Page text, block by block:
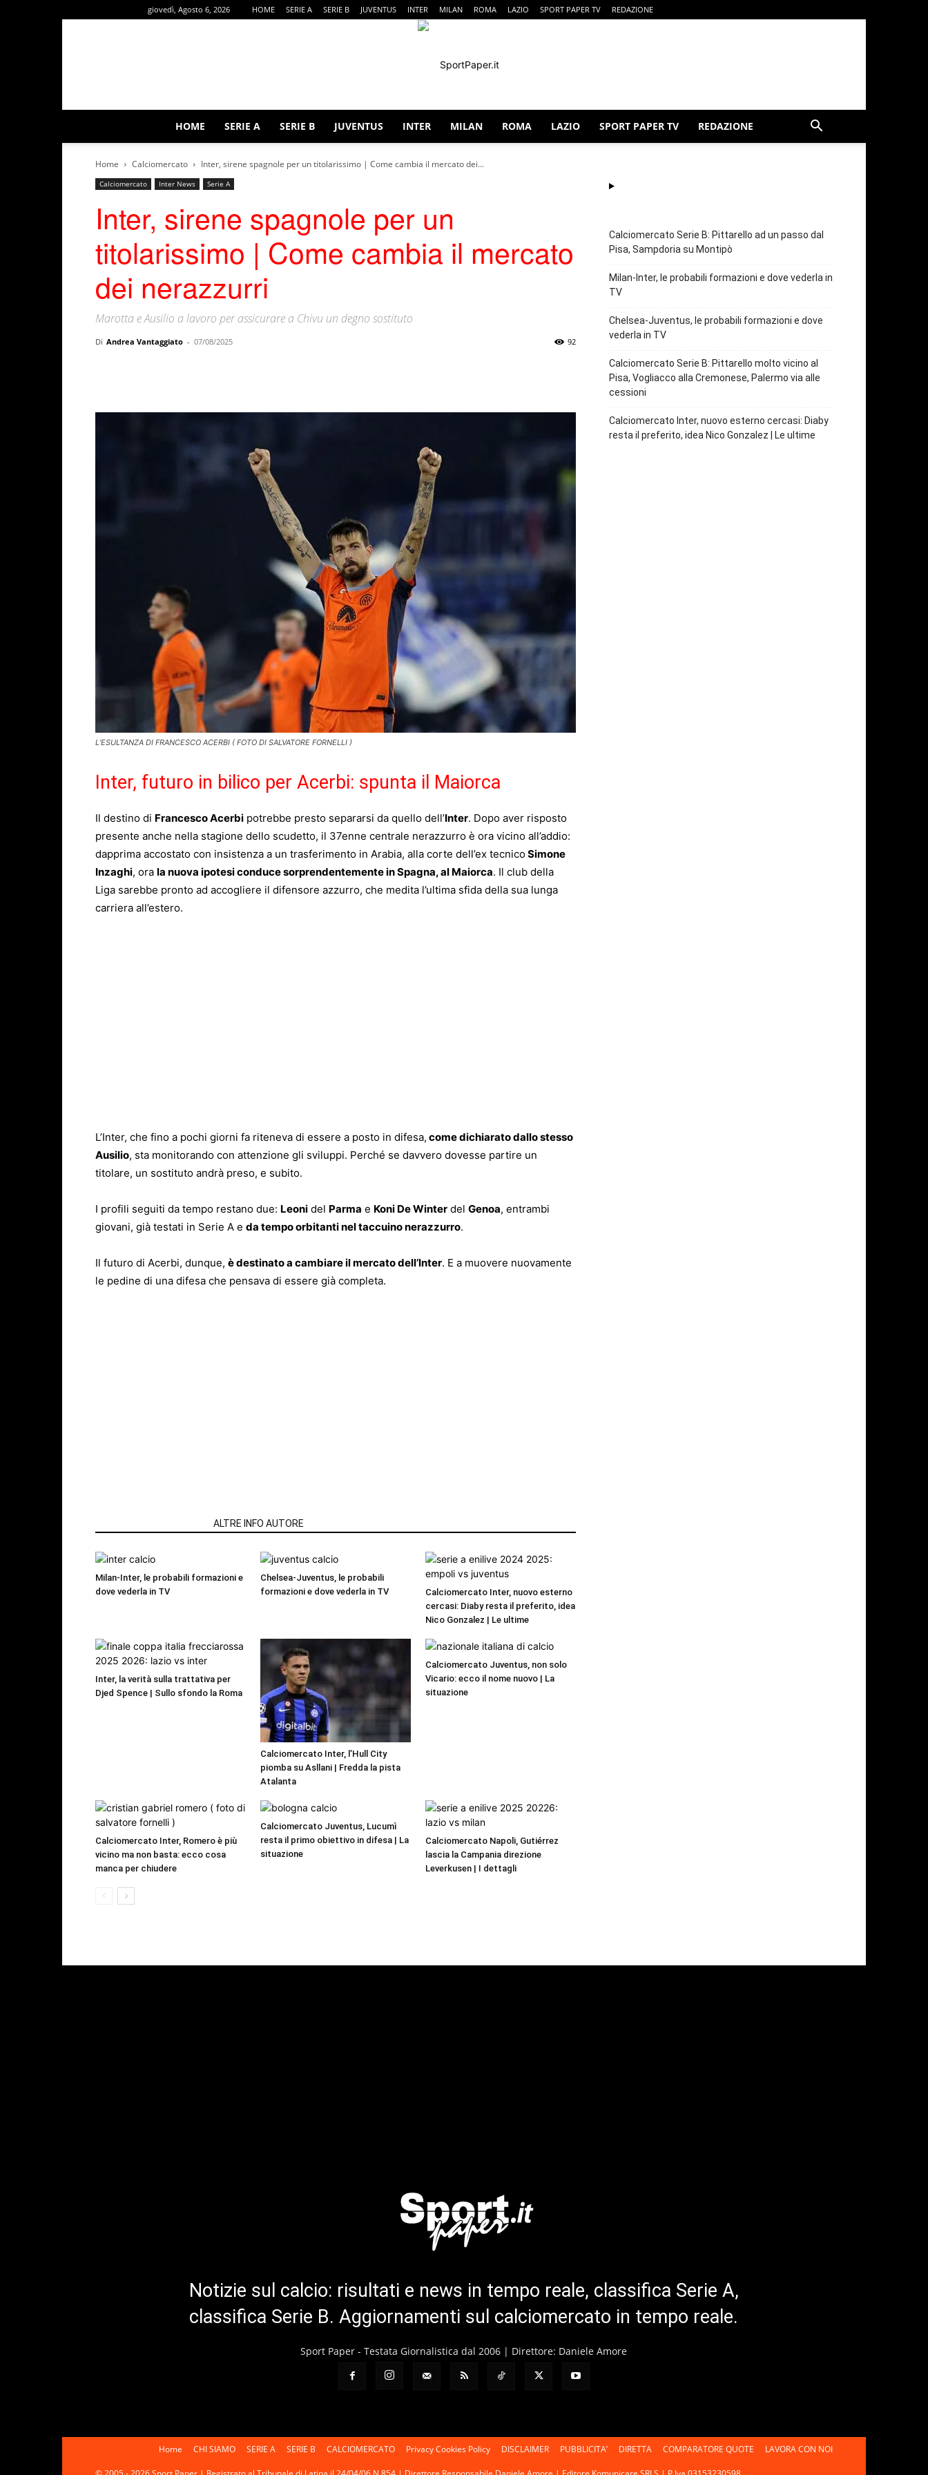
giovedì, Agosto 6, 2026 HOME SERIE A SERIE B JUVENTUS INTER MILAN ROMA LAZIO SPORT PAPER TV REDAZIONE
HOME SERIE A SERIE B JUVENTUS INTER MILAN ROMA LAZIO SPORT PAPER TV REDAZIONE
Home Calciomercato Inter, sirene spagnole per un titolarissimo | Come cambia il mercato dei...
Calciomercato Inter News Serie A
Inter, sirene spagnole per un
titolarissimo | Come cambia il mercato
dei nerazzurri
Marotta e Ausilio a lavoro per assicurare a Chivu un degno sostituto
Di Andrea Vantaggiato - 07/08/2025 92
L’ESULTANZA DI FRANCESCO ACERBI ( FOTO DI SALVATORE FORNELLI )
Inter, futuro in bilico per Acerbi: spunta il Maiorca
Il destino di Francesco Acerbi potrebbe presto separarsi da quello dell’Inter. Dopo aver risposto
presente anche nella stagione dello scudetto, il 37enne centrale nerazzurro è ora vicino all’addio:
dapprima accostato con insistenza a un trasferimento in Arabia, alla corte dell’ex tecnicoSimone
Inzaghi, ora la nuova ipotesi conduce sorprendentemente in Spagna, al Maiorca. Il club della
Liga sarebbe pronto ad accogliere il difensore azzurro, che medita l’ultima sfida della sua lunga
carriera all’estero.
L’Inter, che fino a pochi giorni fa riteneva di essere a posto in difesa, come dichiarato dallo stesso
Ausilio, sta monitorando con attenzione gli sviluppi. Perché se davvero dovesse partire un
titolare, un sostituto andrà preso, e subito.
I profili seguiti da tempo restano due: Leoni del Parma e Koni De Winter del Genoa, entrambi
giovani, già testati in Serie A e da tempo orbitanti nel taccuino nerazzurro.
Il futuro di Acerbi, dunque, è destinato a cambiare il mercato dell’Inter. E a muovere nuovamente
le pedine di una difesa che pensava di essere già completa.
ALTRE INFO AUTORE
Milan-Inter, le probabili formazioni e
dove vederla in TV
Chelsea-Juventus, le probabili
formazioni e dove vederla in TV
Calciomercato Inter, nuovo esterno
cercasi: Diaby resta il preferito, idea
Nico Gonzalez | Le ultime
Inter, la verità sulla trattativa per
Djed Spence | Sullo sfondo la Roma
Calciomercato Inter, l’Hull City
piomba su Asllani | Fredda la pista
Atalanta
Calciomercato Juventus, non solo
Vicario: ecco il nome nuovo | La
situazione
Calciomercato Inter, Romero è più
vicino ma non basta: ecco cosa
manca per chiudere
Calciomercato Juventus, Lucumì
resta il primo obiettivo in difesa | La
situazione
Calciomercato Napoli, Gutiérrez
lascia la Campania direzione
Leverkusen | I dettagli
Calciomercato Serie B: Pittarello ad un passo dal
Pisa, Sampdoria su Montipò
Milan-Inter, le probabili formazioni e dove vederla in
TV
Chelsea-Juventus, le probabili formazioni e dove
vederla in TV
Calciomercato Serie B: Pittarello molto vicino al
Pisa, Vogliacco alla Cremonese, Palermo via alle
cessioni
Calciomercato Inter, nuovo esterno cercasi: Diaby
resta il preferito, idea Nico Gonzalez | Le ultime
Notizie sul calcio: risultati e news in tempo reale, classifica Serie A,
classifica Serie B. Aggiornamenti sul calciomercato in tempo reale.
Sport Paper - Testata Giornalistica dal 2006 | Direttore: Daniele Amore
Home CHI SIAMO SERIE A SERIE B CALCIOMERCATO Privacy Cookies Policy DISCLAIMER PUBBLICITA’ DIRETTA COMPARATORE QUOTE LAVORA CON NOI